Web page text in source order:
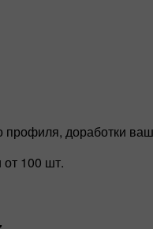
профиля, доработки
100 шт.